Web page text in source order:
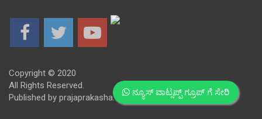
ನ್ಯೂಸ್ ವಾಟ್ಸಪ್ಪ್ ಗ್ರೂಪ್ ಗೆ ಸೇರಿ
Copyright © 2020
All Rights Reserved.
Published by prajaprakasha.com